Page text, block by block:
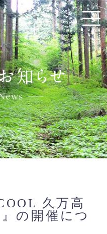
久万高
の開催につ